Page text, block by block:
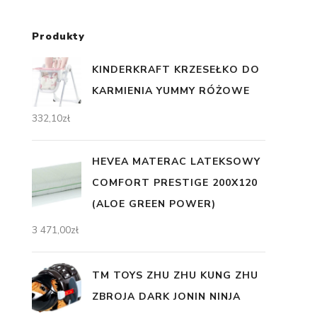
Produkty
KINDERKRAFT KRZESEŁKO DO
KARMIENIA YUMMY RÓŻOWE
332,10zł
HEVEA MATERAC LATEKSOWY
COMFORT PRESTIGE 200X120
(ALOE GREEN POWER)
3 471,00zł
TM TOYS ZHU ZHU KUNG ZHU
ZBROJA DARK JONIN NINJA